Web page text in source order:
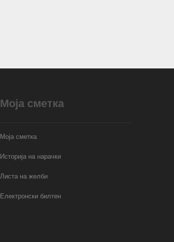
Моја сметка
Моја сметка
Историја на нарачки
Листа на желби
Електронски билтен